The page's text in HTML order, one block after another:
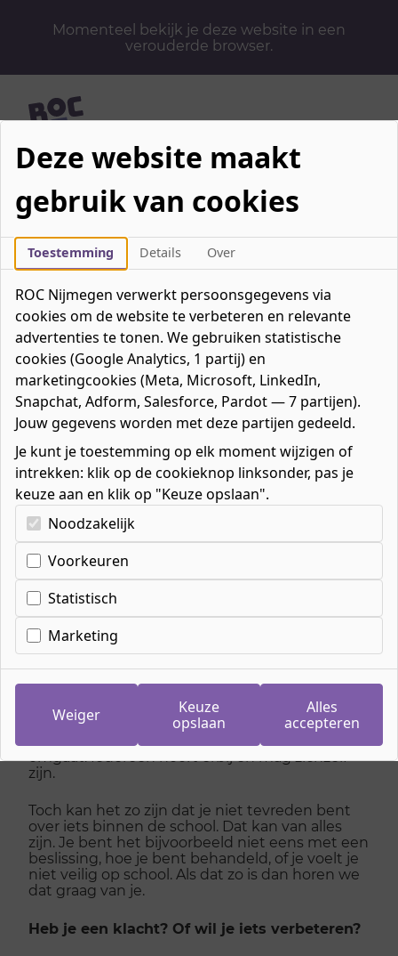
Momenteel bekijk je deze website in een
verouderde browser.
Mbo-opleidingen
Werken & Leren
Contact
Over ons
Bedrijven
Favorieten0favorieten
Mijn ROC
Zoeken
Zoeken
Home» Contact» Klachten en suggesties
Klachten en
suggesties van
studenten
Wij vinden het heel belangrijk dat al onze
studenten het beste uit zichzelf halen. Daar
helpen wij je graag bij. Ook vinden wij het
belangrijk dat iedereen respectvol met elkaar
omgaat. Iedereen hoort erbij en mag zichzelf
zijn.
Toch kan het zo zijn dat je niet tevreden bent
over iets binnen de school. Dat kan van alles
zijn. Je bent het bijvoorbeeld niet eens met een
beslissing, hoe je bent behandeld, of je voelt je
niet veilig op school. Als dat zo is dan horen we
dat graag van je.
Heb je een klacht? Of wil je iets verbeteren?
Deze website maakt
gebruik van cookies
Toestemming Details Over
ROC Nijmegen verwerkt persoonsgegevens via
cookies om de website te verbeteren en relevante
advertenties te tonen. We gebruiken statistische
cookies (Google Analytics, 1 partij) en
marketingcookies (Meta, Microsoft, LinkedIn,
Snapchat, Adform, Salesforce, Pardot — 7 partijen).
Jouw gegevens worden met deze partijen gedeeld.
Je kunt je toestemming op elk moment wijzigen of
intrekken: klik op de cookieknop linksonder, pas je
keuze aan en klik op "Keuze opslaan".
Kies uw cookie-voorkeuren
Noodzakelijk
Voorkeuren
Statistisch
Marketing
Weiger
Keuze
opslaan
Alles
accepteren